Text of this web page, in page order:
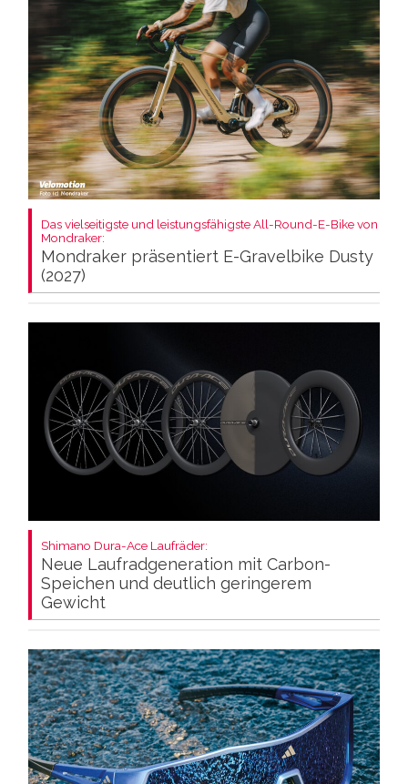
Das vielseitigste und leistungsfähigste All-Round-E-Bike von
Mondraker:
Mondraker präsentiert E-Gravelbike Dusty
(2027)
Shimano Dura-Ace Laufräder:
Neue Laufradgeneration mit Carbon-
Speichen und deutlich geringerem
Gewicht